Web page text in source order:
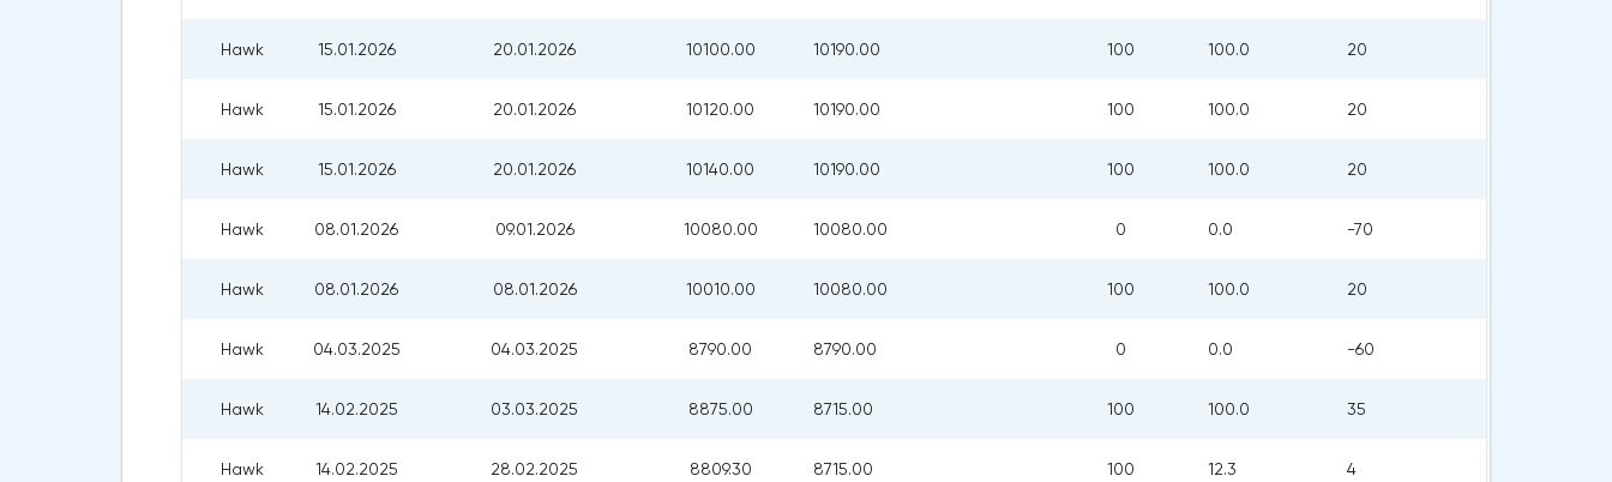
Hawk 15.01.2026 20.01.2026 10100.00 10190.00 100 100.0 20
Hawk 15.01.2026 20.01.2026 10120.00 10190.00 100 100.0 20
Hawk 15.01.2026 20.01.2026 10140.00 10190.00 100 100.0 20
Hawk 08.01.2026 09.01.2026 10080.00 10080.00 0 0.0 -70
Hawk 08.01.2026 08.01.2026 10010.00 10080.00 100 100.0 20
Hawk 04.03.2025 04.03.2025 8790.00 8790.00 0 0.0 -60
Hawk 14.02.2025 03.03.2025 8875.00 8715.00 100 100.0 35
Hawk 14.02.2025 28.02.2025 8809.30 8715.00 100 12.3 4